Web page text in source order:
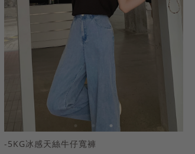
-5KG冰感天絲牛仔寬褲